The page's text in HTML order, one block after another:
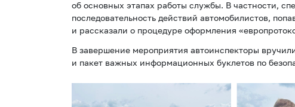
об основных этапах работы службы. В частности,
последовательность действий автомобилистов,
и рассказали о процедуре оформления
В завершение мероприятия автоинспекторы
и пакет важных информационных буклетов по